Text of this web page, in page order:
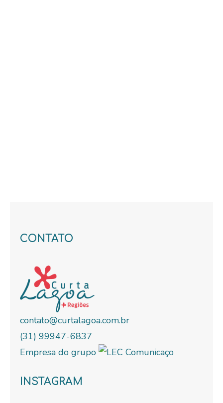
CONTATO
contato@curtalagoa.com.br
(31) 99947-6837
Empresa do grupo
INSTAGRAM